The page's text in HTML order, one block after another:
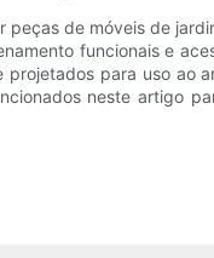
de móveis de
funcionais e
para uso
neste artigo